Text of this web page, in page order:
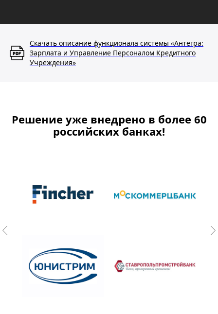
Скачать описание функционала системы «Антегра:
Зарплата и Управление Персоналом Кредитного
Учреждения»
Решение уже внедрено в более 60
российских банках!